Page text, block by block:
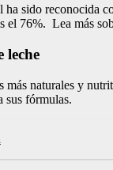
sido reconocida
el 76%. Lea más
leche
naturales y
sus fórmulas.